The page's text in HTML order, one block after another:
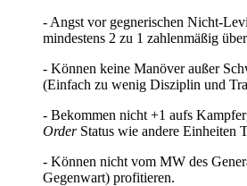
- Angst vor gegnerischen Nicht-
mindestens 2 zu 1 zahlenmäßig
- Können keine Manöver außer
(Einfach zu wenig Disziplin und
- Bekommen nicht +1 aufs
OrderStatus wie andere Einheiten
- Können nicht vom MW des
Gegenwart) profitieren.